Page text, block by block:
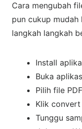
Cara mengubah
pun cukup mudah
langkah langkah
Install
Buka
Pilih file
Klik convert
Tunggu